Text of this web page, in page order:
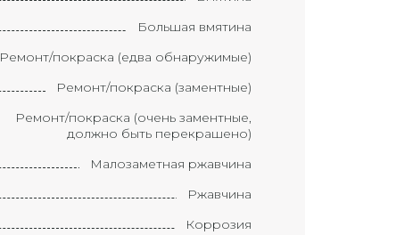
Большая вмятина
Ремонт/покраска (едва обнаружимые)
Ремонт/покраска (заментные)
Ремонт/покраска (очень заментные,
должно быть перекрашено)
Малозаметная ржавчина
Ржавчина
Коррозия